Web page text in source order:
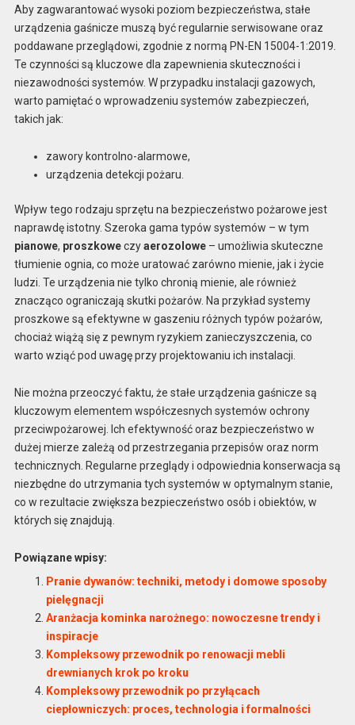
Aby zagwarantować wysoki poziom bezpieczeństwa, stałe
urządzenia gaśnicze muszą być regularnie serwisowane oraz
poddawane przeglądowi, zgodnie z normą PN-EN 15004-1:2019.
Te czynności są kluczowe dla zapewnienia skuteczności i
niezawodności systemów. W przypadku instalacji gazowych,
warto pamiętać o wprowadzeniu systemów zabezpieczeń,
takich jak:
zawory kontrolno-alarmowe,
urządzenia detekcji pożaru.
Wpływ tego rodzaju sprzętu na bezpieczeństwo pożarowe jest
naprawdę istotny. Szeroka gama typów systemów – w tym
pianowe, proszkoweczyaerozolowe– umożliwia skuteczne
tłumienie ognia, co może uratować zarówno mienie, jak i życie
ludzi. Te urządzenia nie tylko chronią mienie, ale również
znacząco ograniczają skutki pożarów. Na przykład systemy
proszkowe są efektywne w gaszeniu różnych typów pożarów,
chociaż wiążą się z pewnym ryzykiem zanieczyszczenia, co
warto wziąć pod uwagę przy projektowaniu ich instalacji.
Nie można przeoczyć faktu, że stałe urządzenia gaśnicze są
kluczowym elementem współczesnych systemów ochrony
przeciwpożarowej. Ich efektywność oraz bezpieczeństwo w
dużej mierze zależą od przestrzegania przepisów oraz norm
technicznych. Regularne przeglądy i odpowiednia konserwacja są
niezbędne do utrzymania tych systemów w optymalnym stanie,
co w rezultacie zwiększa bezpieczeństwo osób i obiektów, w
których się znajdują.
Powiązane wpisy:
Pranie dywanów: techniki, metody i domowe sposoby
pielęgnacji
Aranżacja kominka narożnego: nowoczesne trendy i
inspiracje
Kompleksowy przewodnik po renowacji mebli
drewnianych krok po kroku
Kompleksowy przewodnik po przyłącach
ciepłowniczych: proces, technologia i formalności